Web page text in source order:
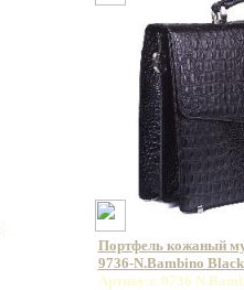
Портфель кожаный
9736-N.Bambino
Артикул: 9736